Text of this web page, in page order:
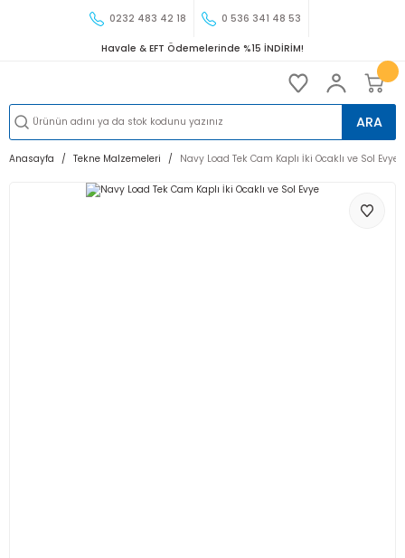
0232 483 42 18 0 536 341 48 53
Havale & EFT Ödemelerinde %15 İNDİRİM!
ARA
Anasayfa Tekne Malzemeleri Navy Load Tek Cam Kaplı İki Ocaklı ve Sol Evye